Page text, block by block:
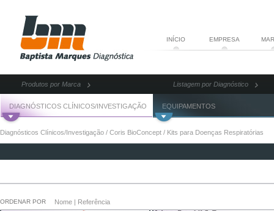
INÍCIO EMPRESA
Produtos por Marca Listagem por Diagnóstico
DIAGNÓSTICOS CLÍNICOS/INVESTIGAÇÃO EQUIPAMENTOS
Diagnósticos Clínicos/Investigação / Coris BioConcept / Kits para Doenças Respiratórias
ORDENAR POR Nome | Referência